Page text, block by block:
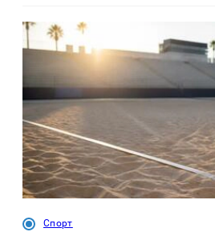
Спорт